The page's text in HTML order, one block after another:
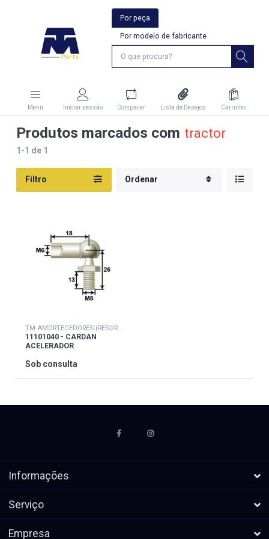
Por peça
Por modelo de fabricante
Menu Iniciar sessão Comparar Lista de Desejos Carrinho
Produtos marcados com tractor
1-1 de 1
Filtro Ordenar
TM AMORTECEDORES (RESORTE)
11101040 - CARDAN
ACELERADOR
Sob consulta
Informações
Serviço
Empresa